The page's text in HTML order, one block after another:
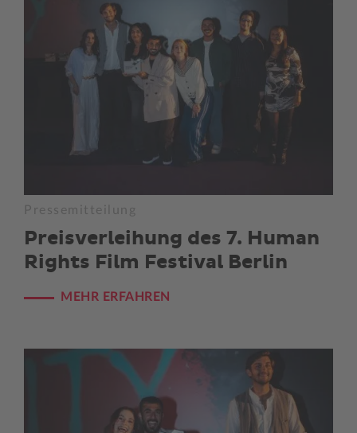
Pressemitteilung
Preisverleihung des 7. Human
Rights Film Festival Berlin
MEHR ERFAHREN